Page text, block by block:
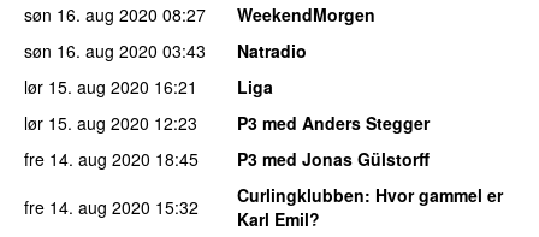
søn 16. aug 2020 08:27
WeekendMorgen
søn 16. aug 2020 03:43
Natradio
lør 15. aug 2020 16:21
Liga
lør 15. aug 2020 12:23
P3 med Anders Stegger
fre 14. aug 2020 18:45
P3 med Jonas Gülstorff
fre 14. aug 2020 15:32 Curlingklubben: Hvor gammel er
Karl Emil?